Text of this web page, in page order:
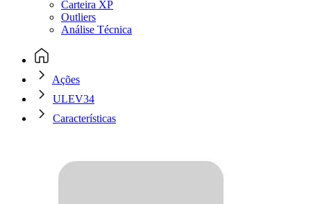
Carteira XP
Outliers
Análise Técnica
Ações
ULEV34
Características